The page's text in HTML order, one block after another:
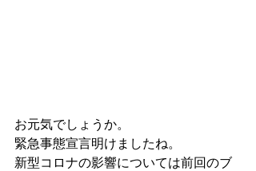
お元気でしょうか。
緊急事態宣言明けましたね。
新型コロナの影響については前回のブ